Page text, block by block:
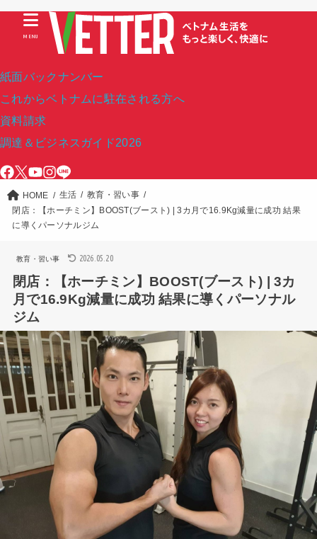
紙面バックナンバー
これからベトナムに駐在される方へ
資料請求
調達＆ビジネスガイド2026
MENU
HOME 生活
教育・習い事
閉店：【ホーチミン】BOOST(ブースト) | 3カ月で16.9Kg減量に成功 結果
に導くパーソナルジム
教育・習い事 2026.05.20
閉店：【ホーチミン】BOOST(ブースト) | 3カ
月で16.9Kg減量に成功 結果に導くパーソナル
ジム